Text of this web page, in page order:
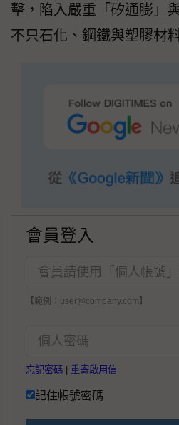
擊，陷入嚴重「矽通膨」
不只石化、鋼鐵與塑膠材
會員登入
【範例：user@company.com】
忘記密碼 重寄啟用信
記住帳號密碼